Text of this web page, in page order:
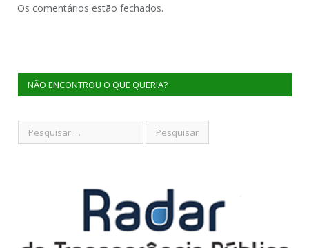
Os comentários estão fechados.
NÃO ENCONTROU O QUE QUERIA?